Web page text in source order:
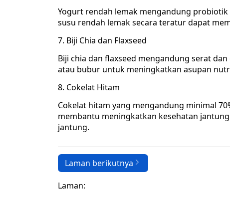
Yogurt rendah lemak mengandung
susu rendah lemak secara teratur dapat
Biji Chia dan Flaxseed
Biji chia dan flaxseed mengandung serat
atau bubur untuk meningkatkan asupan
Cokelat Hitam
Cokelat hitam yang mengandung minimal
membantu meningkatkan kesehatan
jantung.
Laman berikutnya
Laman: